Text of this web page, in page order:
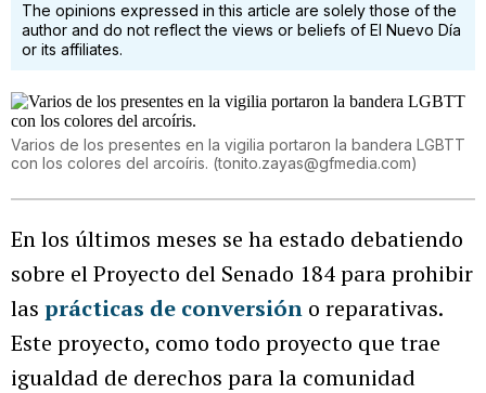
The opinions expressed in this article are solely those of the
author and do not reflect the views or beliefs of El Nuevo Día
or its affiliates.
Varios de los presentes en la vigilia portaron la bandera LGBTT
con los colores del arcoíris. (tonito.zayas@gfmedia.com)
En los últimos meses se ha estado debatiendo
sobre el Proyecto del Senado 184 para prohibir
las prácticas de conversión o reparativas.
Este proyecto, como todo proyecto que trae
igualdad de derechos para la comunidad